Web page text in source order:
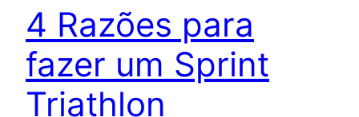
4 Razões para
fazer um Sprint
Triathlon